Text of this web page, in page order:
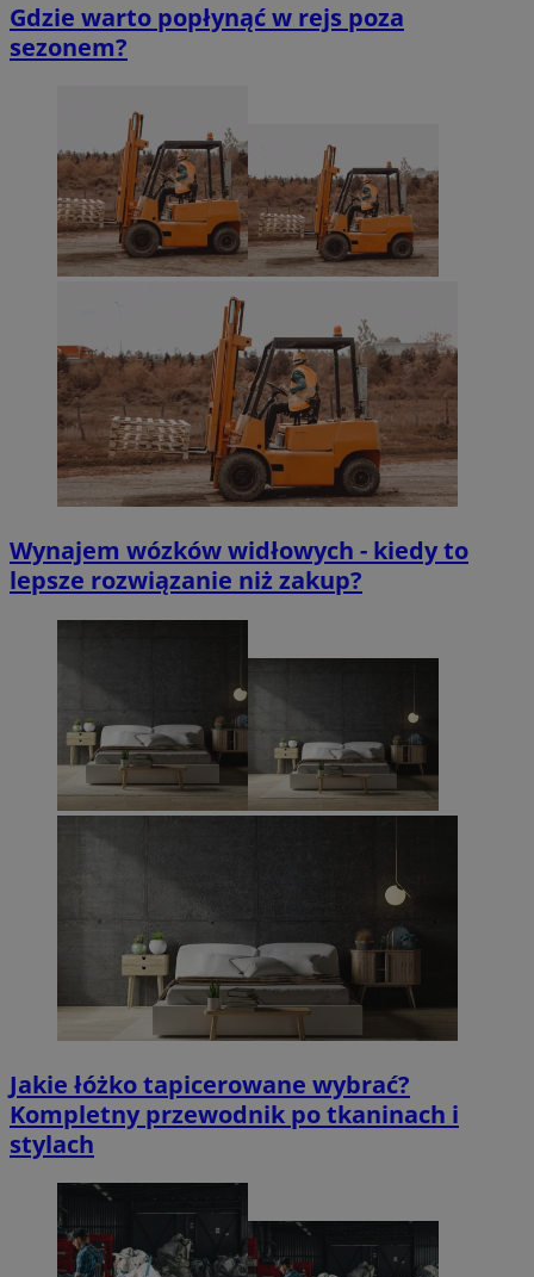
Gdzie warto popłynąć w rejs poza
sezonem?
Wynajem wózków widłowych - kiedy to
lepsze rozwiązanie niż zakup?
Jakie łóżko tapicerowane wybrać?
Kompletny przewodnik po tkaninach i
stylach